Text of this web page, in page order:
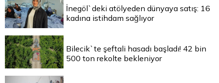
İnegöl`deki atölyeden dünyaya satış: 16
kadına istihdam sağlıyor
Bilecik`te şeftali hasadı başladı! 42 bin
500 ton rekolte bekleniyor